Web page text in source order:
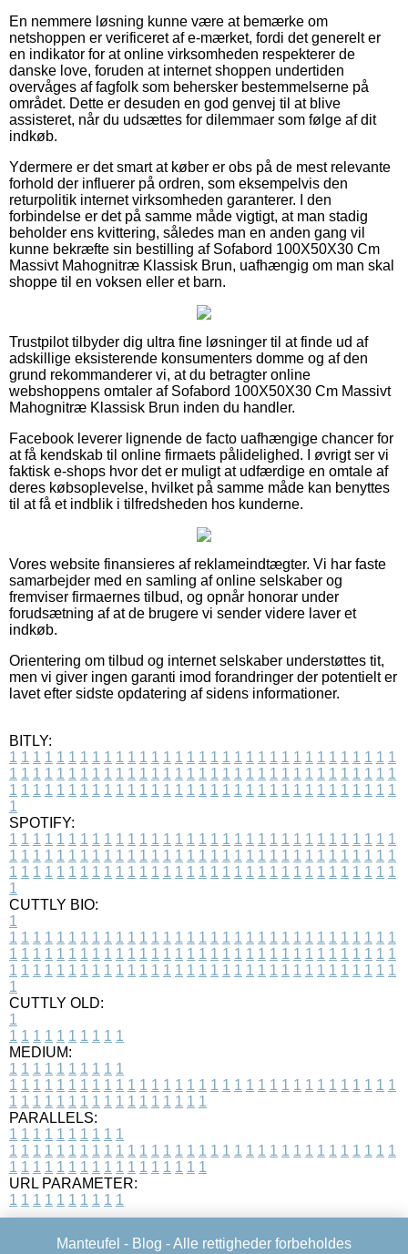
En nemmere løsning kunne være at bemærke om
netshoppen er verificeret af e-mærket, fordi det generelt er
en indikator for at online virksomheden respekterer de
danske love, foruden at internet shoppen undertiden
overvåges af fagfolk som behersker bestemmelserne på
området. Dette er desuden en god genvej til at blive
assisteret, når du udsættes for dilemmaer som følge af dit
indkøb.
Ydermere er det smart at køber er obs på de mest relevante
forhold der influerer på ordren, som eksempelvis den
returpolitik internet virksomheden garanterer. I den
forbindelse er det på samme måde vigtigt, at man stadig
beholder ens kvittering, således man en anden gang vil
kunne bekræfte sin bestilling af Sofabord 100X50X30 Cm
Massivt Mahognitræ Klassisk Brun, uafhængig om man skal
shoppe til en voksen eller et barn.
Trustpilot tilbyder dig ultra fine løsninger til at finde ud af
adskillige eksisterende konsumenters domme og af den
grund rekommanderer vi, at du betragter online
webshoppens omtaler af Sofabord 100X50X30 Cm Massivt
Mahognitræ Klassisk Brun inden du handler.
Facebook leverer lignende de facto uafhængige chancer for
at få kendskab til online firmaets pålidelighed. I øvrigt ser vi
faktisk e-shops hvor det er muligt at udfærdige en omtale af
deres købsoplevelse, hvilket på samme måde kan benyttes
til at få et indblik i tilfredsheden hos kunderne.
Vores website finansieres af reklameindtægter. Vi har faste
samarbejder med en samling af online selskaber og
fremviser firmaernes tilbud, og opnår honorar under
forudsætning af at de brugere vi sender videre laver et
indkøb.
Orientering om tilbud og internet selskaber understøttes tit,
men vi giver ingen garanti imod forandringer der potentielt er
lavet efter sidste opdatering af sidens informationer.
BITLY:
1 1 1 1 1 1 1 1 1 1 1 1 1 1 1 1 1 1 1 1 1 1 1 1 1 1 1 1 1 1 1 1 1
1 1 1 1 1 1 1 1 1 1 1 1 1 1 1 1 1 1 1 1 1 1 1 1 1 1 1 1 1 1 1 1 1
1 1 1 1 1 1 1 1 1 1 1 1 1 1 1 1 1 1 1 1 1 1 1 1 1 1 1 1 1 1 1 1 1
1
SPOTIFY:
1 1 1 1 1 1 1 1 1 1 1 1 1 1 1 1 1 1 1 1 1 1 1 1 1 1 1 1 1 1 1 1 1
1 1 1 1 1 1 1 1 1 1 1 1 1 1 1 1 1 1 1 1 1 1 1 1 1 1 1 1 1 1 1 1 1
1 1 1 1 1 1 1 1 1 1 1 1 1 1 1 1 1 1 1 1 1 1 1 1 1 1 1 1 1 1 1 1 1
1
CUTTLY BIO:
1
1 1 1 1 1 1 1 1 1 1 1 1 1 1 1 1 1 1 1 1 1 1 1 1 1 1 1 1 1 1 1 1 1
1 1 1 1 1 1 1 1 1 1 1 1 1 1 1 1 1 1 1 1 1 1 1 1 1 1 1 1 1 1 1 1 1
1 1 1 1 1 1 1 1 1 1 1 1 1 1 1 1 1 1 1 1 1 1 1 1 1 1 1 1 1 1 1 1 1
1
CUTTLY OLD:
1
1 1 1 1 1 1 1 1 1 1
MEDIUM:
1 1 1 1 1 1 1 1 1 1
1 1 1 1 1 1 1 1 1 1 1 1 1 1 1 1 1 1 1 1 1 1 1 1 1 1 1 1 1 1 1 1 1
1 1 1 1 1 1 1 1 1 1 1 1 1 1 1 1 1
PARALLELS:
1 1 1 1 1 1 1 1 1 1
1 1 1 1 1 1 1 1 1 1 1 1 1 1 1 1 1 1 1 1 1 1 1 1 1 1 1 1 1 1 1 1 1
1 1 1 1 1 1 1 1 1 1 1 1 1 1 1 1 1
URL PARAMETER:
1 1 1 1 1 1 1 1 1 1
Manteufel - Blog - Alle rettigheder forbeholdes